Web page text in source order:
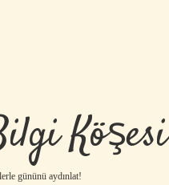
Köşesi
gününü aydınlat!